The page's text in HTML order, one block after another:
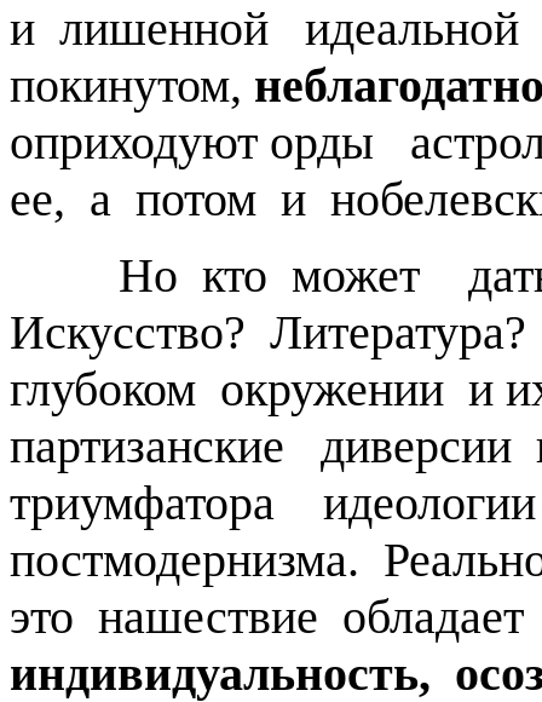
и лишенной
покинутом,
оприходуют орды
ее, а потом и
Но кто может
Искусство?
глубоком окружении и
партизанские диверсии
триумфатора
постмодернизма.
это нашествие
индивидуальность,